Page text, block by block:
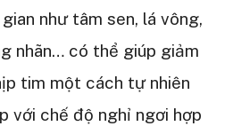
như tâm sen, lá vông,
nhãn… có thể giúp giảm
tim một cách tự nhiên
với chế độ nghỉ ngơi hợp